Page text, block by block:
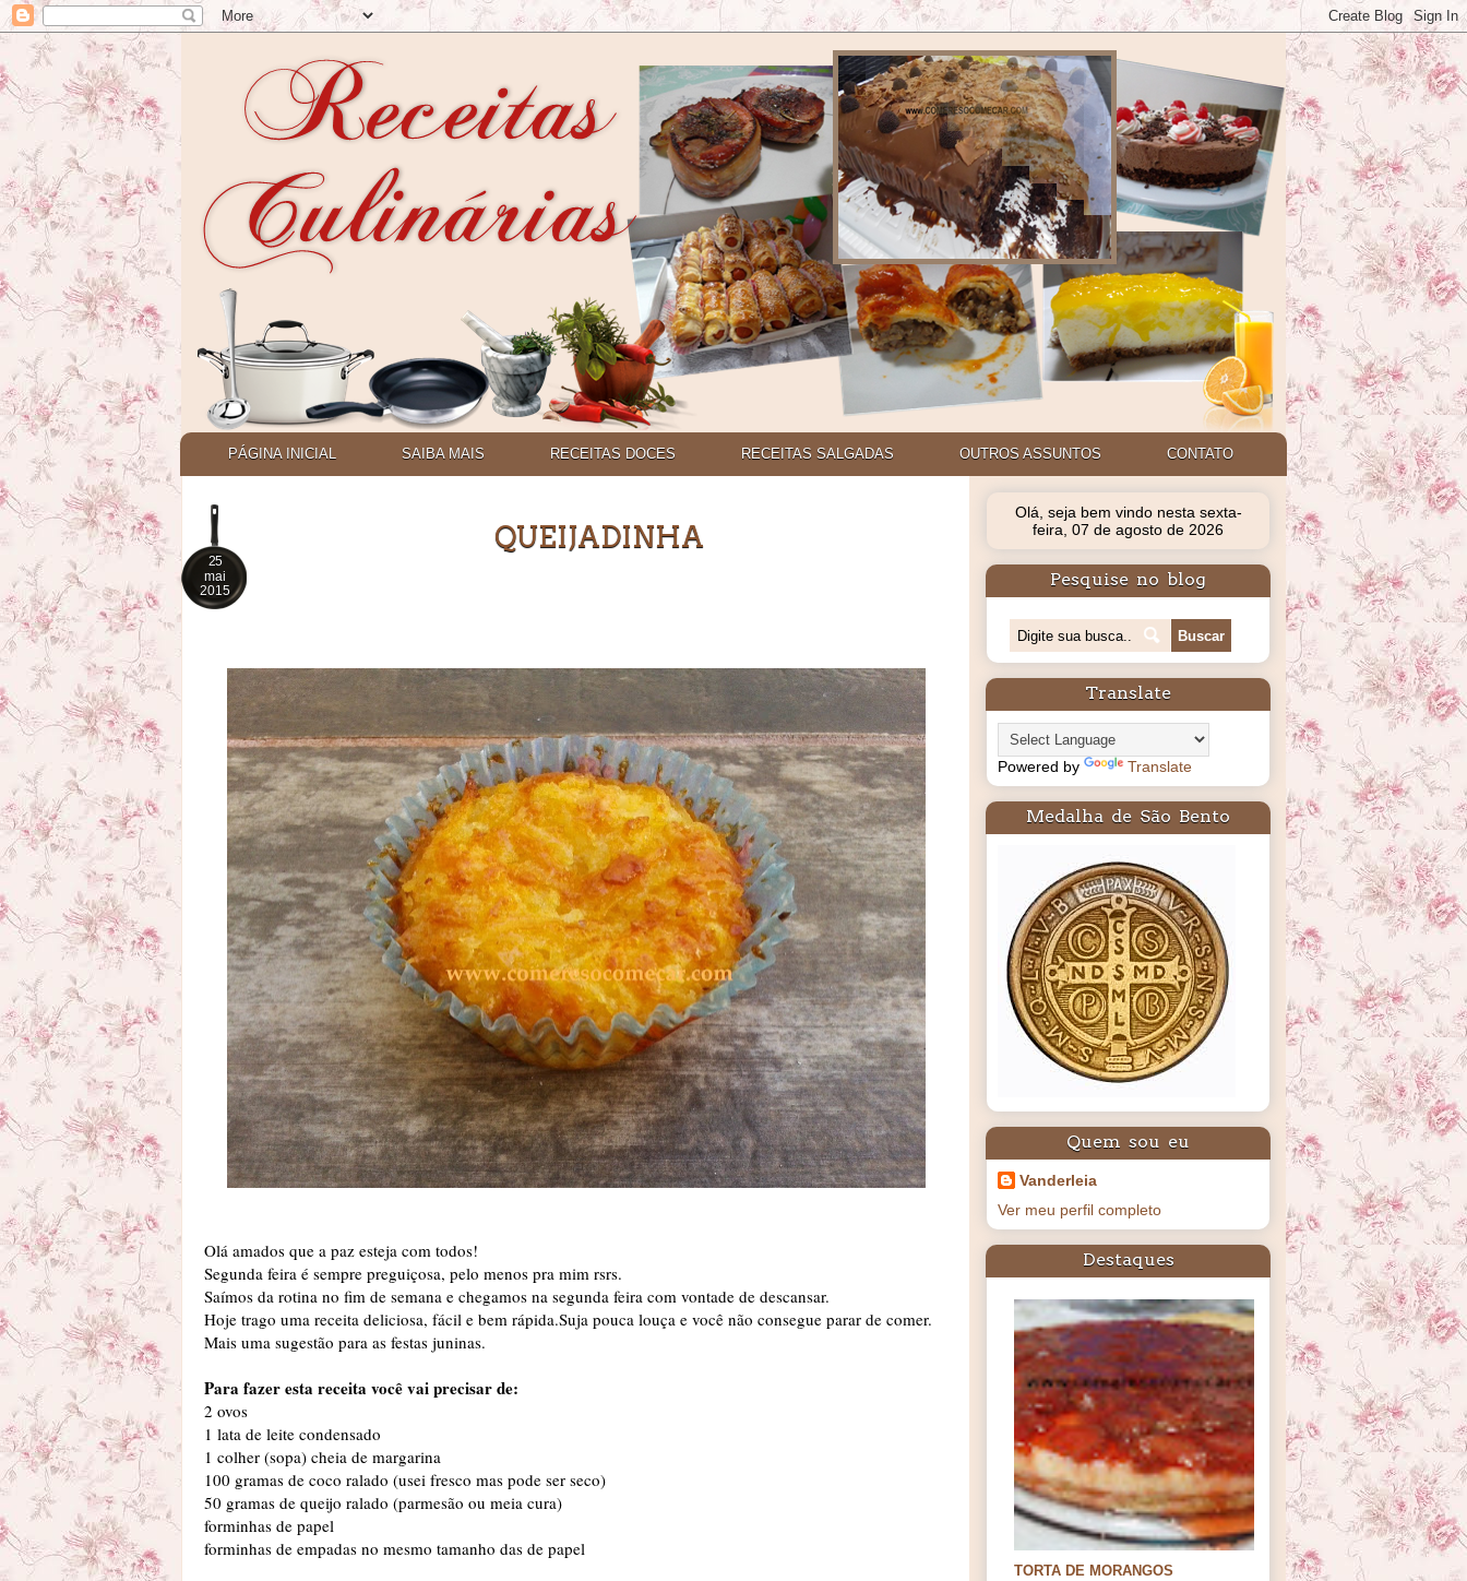
PÁGINA INICIAL SAIBA MAIS RECEITAS DOCES RECEITAS SALGADAS OUTROS ASSUNTOS CONTATO
25
mai
2015
QUEIJADINHA
Olá amados que a paz esteja com todos!
Segunda feira é sempre preguiçosa, pelo menos pra mim rsrs.
Saímos da rotina no fim de semana e chegamos na segunda feira com vontade de descansar.
Hoje trago uma receita deliciosa, fácil e bem rápida.Suja pouca louça e você não consegue parar de comer.
Mais uma sugestão para as festas juninas.
Para fazer esta receita você vai precisar de:
2 ovos
1 lata de leite condensado
1 colher (sopa) cheia de margarina
100 gramas de coco ralado (usei fresco mas pode ser seco)
50 gramas de queijo ralado (parmesão ou meia cura)
forminhas de papel
forminhas de empadas no mesmo tamanho das de papel
Olá, seja bem vindo nesta sexta-
feira, 07 de agosto de 2026
Pesquise no blog
Translate
Powered by Translate
Medalha de São Bento
Quem sou eu
Vanderleia
Ver meu perfil completo
Destaques
TORTA DE MORANGOS